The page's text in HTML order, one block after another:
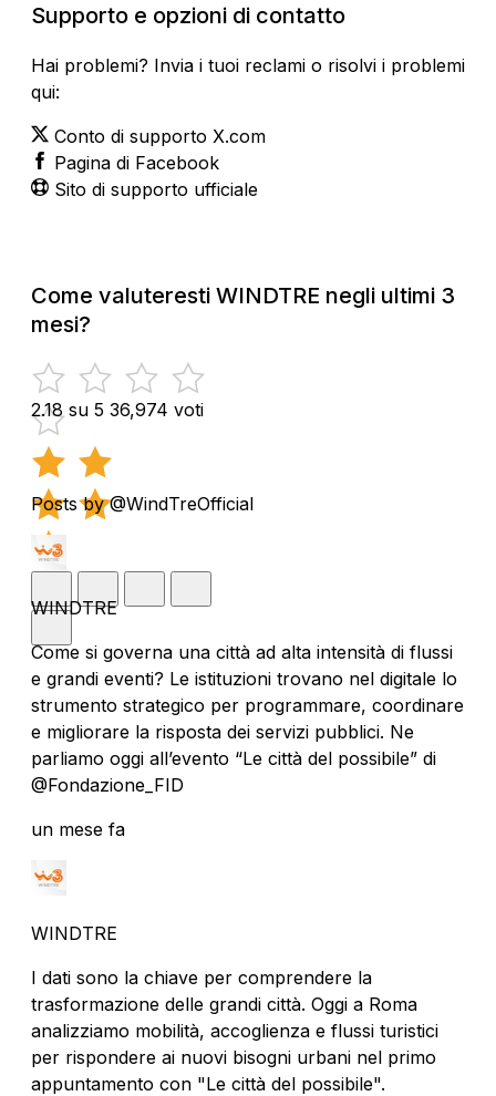
Supporto e opzioni di contatto
Hai problemi? Invia i tuoi reclami o risolvi i problemi
qui:
Conto di supporto X.com
Pagina di Facebook
Sito di supporto ufficiale
Come valuteresti WINDTRE negli ultimi 3
mesi?
2.18 su 5 36,974 voti
Posts by @WindTreOfficial
WINDTRE
Come si governa una città ad alta intensità di flussi
e grandi eventi? Le istituzioni trovano nel digitale lo
strumento strategico per programmare, coordinare
e migliorare la risposta dei servizi pubblici. Ne
parliamo oggi all’evento “Le città del possibile” di
@Fondazione_FID
un mese fa
WINDTRE
I dati sono la chiave per comprendere la
trasformazione delle grandi città. Oggi a Roma
analizziamo mobilità, accoglienza e flussi turistici
per rispondere ai nuovi bisogni urbani nel primo
appuntamento con "Le città del possibile".